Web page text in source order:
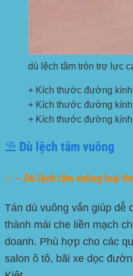
dù lệch tâm tròn trợ lực
+ Kích thước đường
+ Kích thước đường
+ Kích thước đường
⛱️ Dù lệch tâm vuông
✅ – Dù lệch tâm vuông loại
Tán dù vuông vắn giúp dễ
thành mái che liền mạch
doanh. Phù hợp cho các
salon ô tô, bãi xe dọc